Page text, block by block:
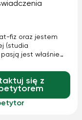
fiz oraz jestem
(studia
jest właśnie
idealnie
ogromne
śr...
się z